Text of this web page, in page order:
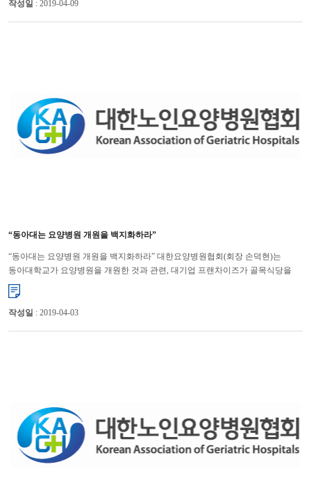
작성일 : 2019-04-09
“동아대는 요양병원 개원을 백지화하라”
“동아대는 요양병원 개원을 백지화하라” 대한요양병원협회(회장 손덕현)는
동아대학교가 요양병원을 개원한 것과 관련, 대기업 프랜차이즈가 골목식당을
침범하는 식의 의료질서 파괴행위를 중단하라고 촉구하고 나섰...
작성일 : 2019-04-03